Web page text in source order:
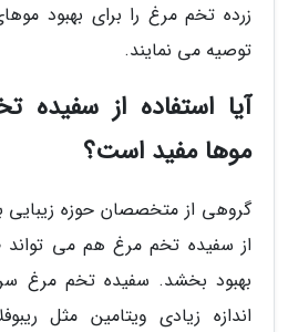
زرده تخم مرغ را برای بهبود
توصیه می نمایند.
آیا استفاده از سفیده
موها مفید است؟
گروهی از متخصصان حوزه زیبایی
از سفیده تخم مرغ هم می
بهبود بخشد. سفیده تخم مرغ